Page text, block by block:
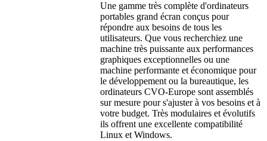
Une gamme très complète d'ordinateurs
portables grand écran conçus pour
répondre aux besoins de tous les
utilisateurs. Que vous recherchiez une
machine très puissante aux performances
graphiques exceptionnelles ou une
machine performante et économique pour
le développement ou la bureautique, les
ordinateurs CVO-Europe sont assemblés
sur mesure pour s'ajuster à vos besoins et à
votre budget. Très modulaires et évolutifs
ils offrent une excellente compatibilité
Linux et Windows.